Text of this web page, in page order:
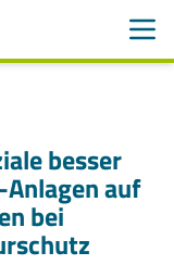
besser
auf
bei